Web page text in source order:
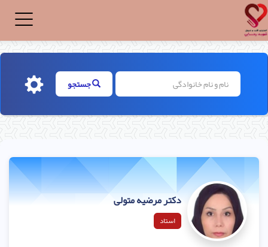
جستجو
دکتر مرضیه متولی
استاد